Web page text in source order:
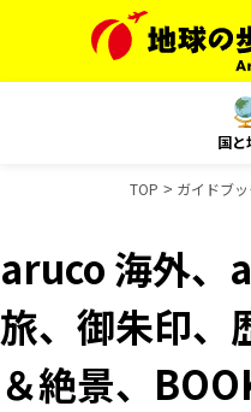
国と
TOP ガイドブ
aruco 海外、
旅、御朱印、
＆絶景、